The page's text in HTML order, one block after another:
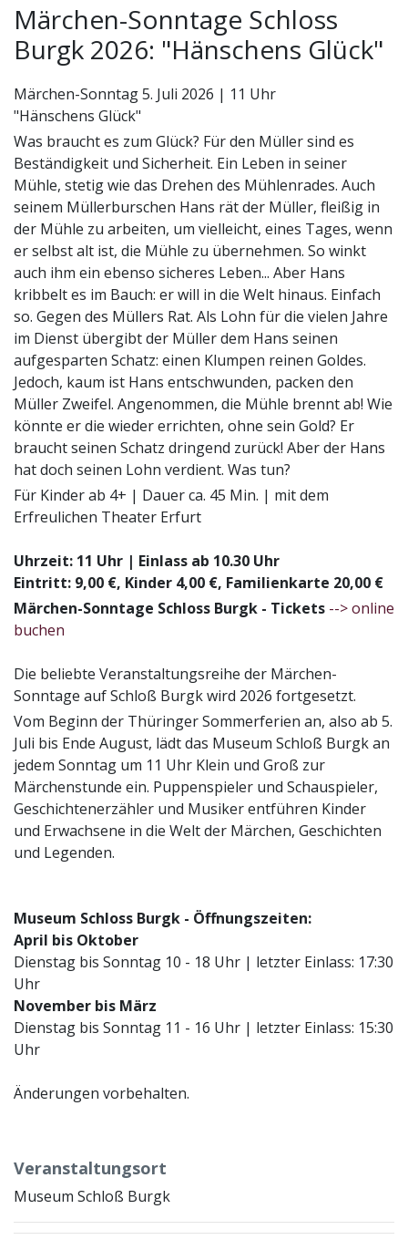
Märchen-Sonntage Schloss
Burgk 2026: "Hänschens Glück"
Märchen-Sonntag 5. Juli 2026 | 11 Uhr
"Hänschens Glück"
Was braucht es zum Glück? Für den Müller sind es
Beständigkeit und Sicherheit. Ein Leben in seiner
Mühle, stetig wie das Drehen des Mühlenrades. Auch
seinem Müllerburschen Hans rät der Müller, fleißig in
der Mühle zu arbeiten, um vielleicht, eines Tages, wenn
er selbst alt ist, die Mühle zu übernehmen. So winkt
auch ihm ein ebenso sicheres Leben... Aber Hans
kribbelt es im Bauch: er will in die Welt hinaus. Einfach
so. Gegen des Müllers Rat. Als Lohn für die vielen Jahre
im Dienst übergibt der Müller dem Hans seinen
aufgesparten Schatz: einen Klumpen reinen Goldes.
Jedoch, kaum ist Hans entschwunden, packen den
Müller Zweifel. Angenommen, die Mühle brennt ab! Wie
könnte er die wieder errichten, ohne sein Gold? Er
braucht seinen Schatz dringend zurück! Aber der Hans
hat doch seinen Lohn verdient. Was tun?
Für Kinder ab 4+ | Dauer ca. 45 Min. | mit dem
Erfreulichen Theater Erfurt
Uhrzeit: 11 Uhr | Einlass ab 10.30 Uhr
Eintritt: 9,00 €, Kinder 4,00 €, Familienkarte 20,00 €
Märchen-Sonntage Schloss Burgk - Tickets --> online
buchen
Die beliebte Veranstaltungsreihe der Märchen-
Sonntage auf Schloß Burgk wird 2026 fortgesetzt.
Vom Beginn der Thüringer Sommerferien an, also ab 5.
Juli bis Ende August, lädt das Museum Schloß Burgk an
jedem Sonntag um 11 Uhr Klein und Groß zur
Märchenstunde ein. Puppenspieler und Schauspieler,
Geschichtenerzähler und Musiker entführen Kinder
und Erwachsene in die Welt der Märchen, Geschichten
und Legenden.
Museum Schloss Burgk - Öffnungszeiten:
April bis Oktober
Dienstag bis Sonntag 10 - 18 Uhr | letzter Einlass: 17:30
Uhr
November bis März
Dienstag bis Sonntag 11 - 16 Uhr | letzter Einlass: 15:30
Uhr
Änderungen vorbehalten.
Veranstaltungsort
Museum Schloß Burgk